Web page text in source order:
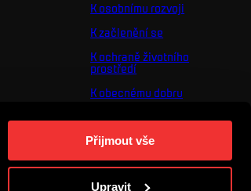
Přijmout vše
Upravit
K osobnímu rozvoji
K začlenění se
K ochraně životního
prostředí
K obecnému dobru
Pro vás
Turnaj Nadačního